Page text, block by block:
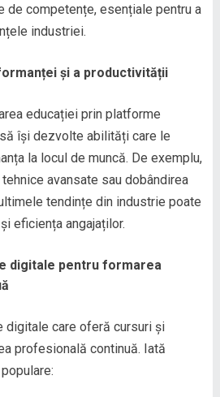
de competențe, esențiale pentru a
industriei.
și a productivității
educației prin platforme
își dezvolte abilități care le
la locul de muncă. De exemplu,
avansate sau dobândirea
tendințe din industrie poate
eficiența angajaților.
digitale pentru formarea
digitale care oferă cursuri și
profesională continuă. Iată